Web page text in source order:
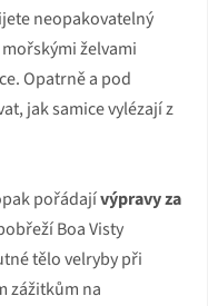
neopakovatelný
želvami
Opatrně a pod
jak samice vylézají z
pořádajívýpravy za
Boa Visty
tělo velryby při
zážitkům na